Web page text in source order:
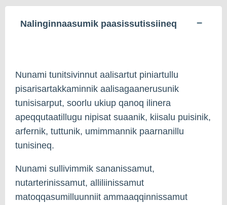
Nalinginnaasumik paasissutissiineq
Nunami tunitsivinnut aalisartut piniartullu
pisarisartakkaminnik aalisagaanerusunik
tunisisarput, soorlu ukiup qanoq ilinera
apeqqutaatillugu nipisat suaanik, kiisalu puisinik,
arfernik, tuttunik, umimmannik paarnanillu
tunisineq.
Nunami sullivimmik sananissamut,
nutarterinissamut, alliliinissamut
matoqqasumilluunniit ammaaqqinnissamut